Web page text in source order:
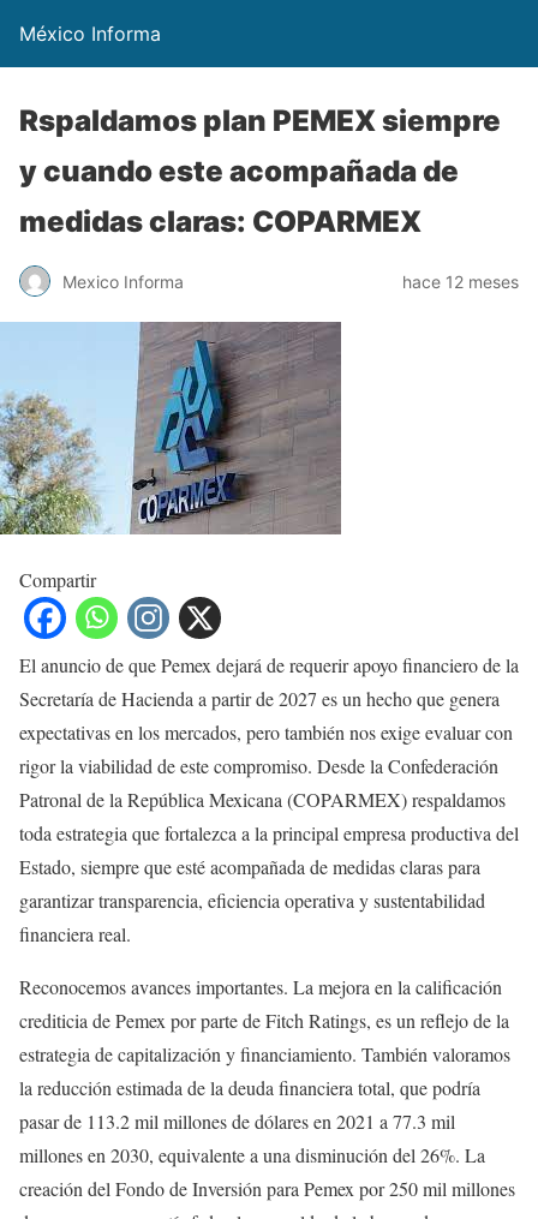
México Informa
Rspaldamos plan PEMEX siempre
y cuando este acompañada de
medidas claras: COPARMEX
Mexico Informa hace 12 meses
Compartir
El anuncio de que Pemex dejará de requerir apoyo financiero de la
Secretaría de Hacienda a partir de 2027 es un hecho que genera
expectativas en los mercados, pero también nos exige evaluar con
rigor la viabilidad de este compromiso. Desde la Confederación
Patronal de la República Mexicana (COPARMEX) respaldamos
toda estrategia que fortalezca a la principal empresa productiva del
Estado, siempre que esté acompañada de medidas claras para
garantizar transparencia, eficiencia operativa y sustentabilidad
financiera real.
Reconocemos avances importantes. La mejora en la calificación
crediticia de Pemex por parte de Fitch Ratings, es un reflejo de la
estrategia de capitalización y financiamiento. También valoramos
la reducción estimada de la deuda financiera total, que podría
pasar de 113.2 mil millones de dólares en 2021 a 77.3 mil
millones en 2030, equivalente a una disminución del 26%. La
creación del Fondo de Inversión para Pemex por 250 mil millones